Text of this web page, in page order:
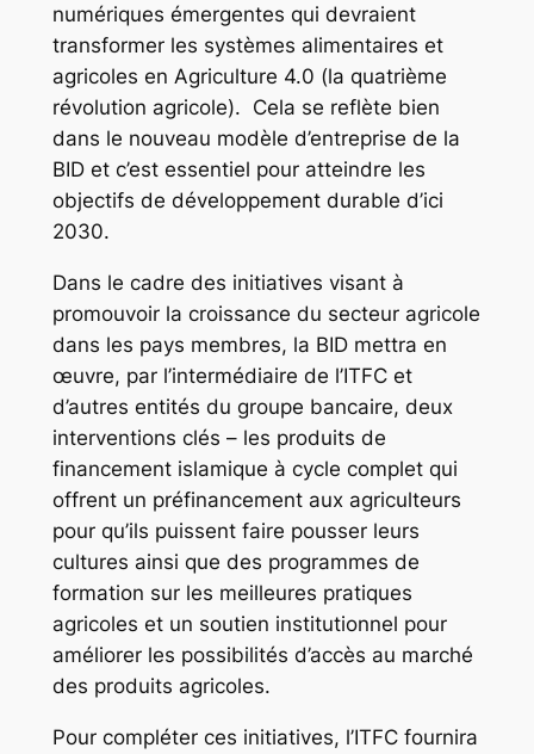
numériques émergentes qui devraient
transformer les systèmes alimentaires et
agricoles en Agriculture 4.0 (la quatrième
révolution agricole). Cela se reflète bien
dans le nouveau modèle d’entreprise de la
BID et c’est essentiel pour atteindre les
objectifs de développement durable d’ici
2030.
Dans le cadre des initiatives visant à
promouvoir la croissance du secteur agricole
dans les pays membres, la BID mettra en
œuvre, par l’intermédiaire de l’ITFC et
d’autres entités du groupe bancaire, deux
interventions clés – les produits de
financement islamique à cycle complet qui
offrent un préfinancement aux agriculteurs
pour qu’ils puissent faire pousser leurs
cultures ainsi que des programmes de
formation sur les meilleures pratiques
agricoles et un soutien institutionnel pour
améliorer les possibilités d’accès au marché
des produits agricoles.
Pour compléter ces initiatives, l’ITFC fournira